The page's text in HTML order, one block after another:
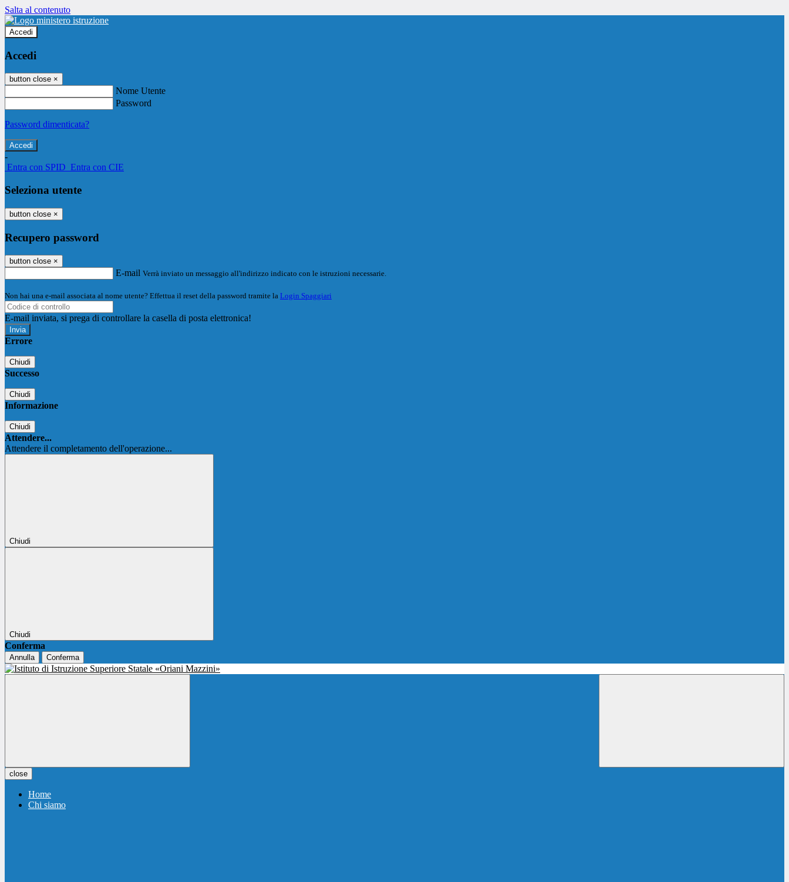
Salta al contenuto
Accedi
Accedi
button close ×
Nome Utente
Password
Password dimenticata?
-
Entra con SPID Entra con CIE
Seleziona utente
button close ×
Recupero password
button close ×
E-mail Verrà inviato un messaggio all'indirizzo indicato con le istruzioni necessarie.
Non hai una e-mail associata al nome utente? Effettua il reset della password tramite la Login Spaggiari
E-mail inviata, si prega di controllare la casella di posta elettronica!
Errore
Chiudi
Successo
Chiudi
Informazione
Chiudi
Attendere...
Attendere il completamento dell'operazione...
Chiudi
Chiudi
Conferma
Annulla Conferma
close
Home
Chi siamo